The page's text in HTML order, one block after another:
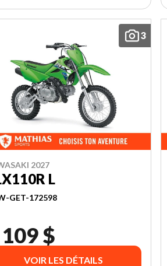
3
2027
L
GET-172598
$
VOIR LES DÉTAILS